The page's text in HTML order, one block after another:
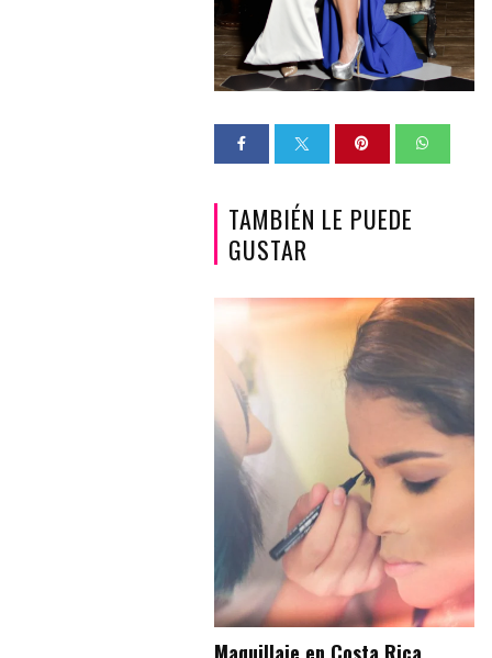
TAMBIÉN LE PUEDE
GUSTAR